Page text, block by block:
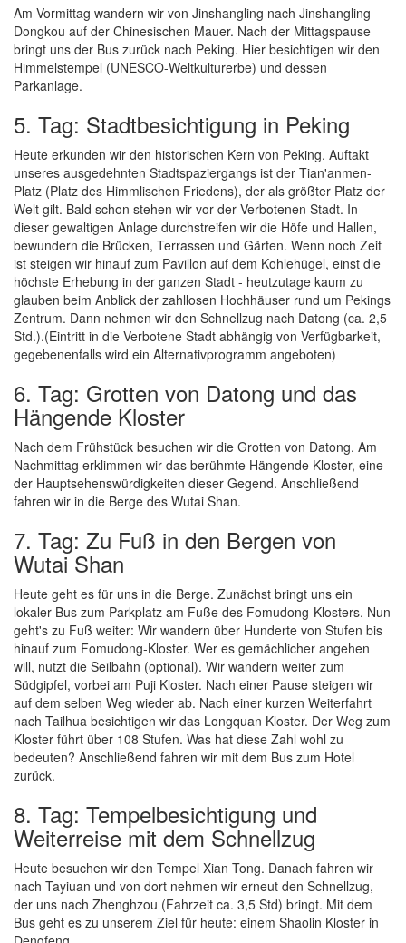
Am Vormittag wandern wir von Jinshangling nach Jinshangling
Dongkou auf der Chinesischen Mauer. Nach der Mittagspause
bringt uns der Bus zurück nach Peking. Hier besichtigen wir den
Himmelstempel (UNESCO-Weltkulturerbe) und dessen
Parkanlage.
5. Tag: Stadtbesichtigung in Peking
Heute erkunden wir den historischen Kern von Peking. Auftakt
unseres ausgedehnten Stadtspaziergangs ist der Tian'anmen-
Platz (Platz des Himmlischen Friedens), der als größter Platz der
Welt gilt. Bald schon stehen wir vor der Verbotenen Stadt. In
dieser gewaltigen Anlage durchstreifen wir die Höfe und Hallen,
bewundern die Brücken, Terrassen und Gärten. Wenn noch Zeit
ist steigen wir hinauf zum Pavillon auf dem Kohlehügel, einst die
höchste Erhebung in der ganzen Stadt - heutzutage kaum zu
glauben beim Anblick der zahllosen Hochhäuser rund um Pekings
Zentrum. Dann nehmen wir den Schnellzug nach Datong (ca. 2,5
Std.).(Eintritt in die Verbotene Stadt abhängig von Verfügbarkeit,
gegebenenfalls wird ein Alternativprogramm angeboten)
6. Tag: Grotten von Datong und das
Hängende Kloster
Nach dem Frühstück besuchen wir die Grotten von Datong. Am
Nachmittag erklimmen wir das berühmte Hängende Kloster, eine
der Hauptsehenswürdigkeiten dieser Gegend. Anschließend
fahren wir in die Berge des Wutai Shan.
7. Tag: Zu Fuß in den Bergen von
Wutai Shan
Heute geht es für uns in die Berge. Zunächst bringt uns ein
lokaler Bus zum Parkplatz am Fuße des Fomudong-Klosters. Nun
geht's zu Fuß weiter: Wir wandern über Hunderte von Stufen bis
hinauf zum Fomudong-Kloster. Wer es gemächlicher angehen
will, nutzt die Seilbahn (optional). Wir wandern weiter zum
Südgipfel, vorbei am Puji Kloster. Nach einer Pause steigen wir
auf dem selben Weg wieder ab. Nach einer kurzen Weiterfahrt
nach Tailhua besichtigen wir das Longquan Kloster. Der Weg zum
Kloster führt über 108 Stufen. Was hat diese Zahl wohl zu
bedeuten? Anschließend fahren wir mit dem Bus zum Hotel
zurück.
8. Tag: Tempelbesichtigung und
Weiterreise mit dem Schnellzug
Heute besuchen wir den Tempel Xian Tong. Danach fahren wir
nach Tayiuan und von dort nehmen wir erneut den Schnellzug,
der uns nach Zhenghzou (Fahrzeit ca. 3,5 Std) bringt. Mit dem
Bus geht es zu unserem Ziel für heute: einem Shaolin Kloster in